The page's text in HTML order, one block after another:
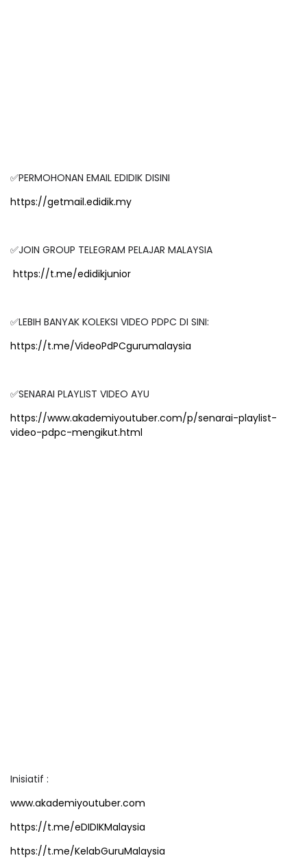
✅PERMOHONAN EMAIL EDIDIK DISINI
https://getmail.edidik.my
✅JOIN GROUP TELEGRAM PELAJAR MALAYSIA
https://t.me/edidikjunior
✅LEBIH BANYAK KOLEKSI VIDEO PDPC DI SINI:
https://t.me/VideoPdPCgurumalaysia
✅SENARAI PLAYLIST VIDEO AYU
https://www.akademiyoutuber.com/p/senarai-playlist-
video-pdpc-mengikut.html
Inisiatif :
www.akademiyoutuber.com
https://t.me/eDIDIKMalaysia
https://t.me/KelabGuruMalaysia